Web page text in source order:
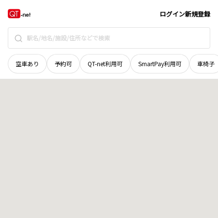
ログイン新規登録
空車あり 予約可 QT-net利用可 SmartPay利用可 車椅子
石川県